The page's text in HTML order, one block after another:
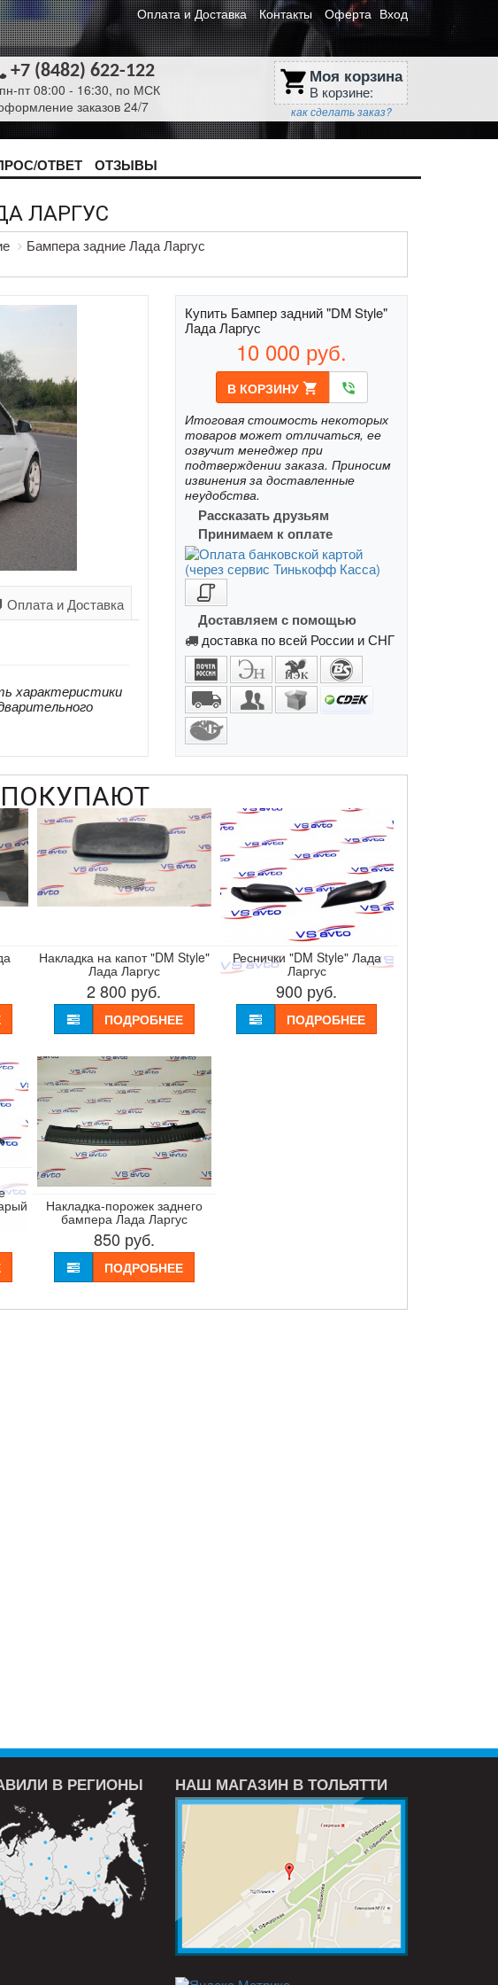
Оплата и Доставка Контакты Оферта Вход
+7 (8482) 622-122
пн-пт 08:00 - 16:30, по МСК
заказов 24/7
shopping_cart Моя корзина
В корзине:
как сделать заказ?
ОТВЕТ ОТЗЫВЫ
ЛАРГУС
Бампера задние Лада Ларгус
Оплата и Доставка
характеристики
Купить Бампер задний "DM Style"
Лада Ларгус
10 000 руб.
В КОРЗИНУ shopping_cart phone_in_talk
Итоговая стоимость некоторых
товаров может отличаться, ее
озвучит менеджер при
подтверждении заказа. Приносим
извинения за доставленные
неудобства.
Рассказать друзьям
Принимаем к оплате
Доставляем с помощью
доставка по всей России и СНГ
Накладка на капот "DM Style"
Лада Ларгус
2 800 руб.
ПОДРОБНЕЕ
Реснички "DM Style" Лада
Ларгус
900 руб.
ПОДРОБНЕЕ
Накладка-порожек заднего
бампера Лада Ларгус
850 руб.
ПОДРОБНЕЕ
В РЕГИОНЫ НАШ МАГАЗИН В ТОЛЬЯТТИ